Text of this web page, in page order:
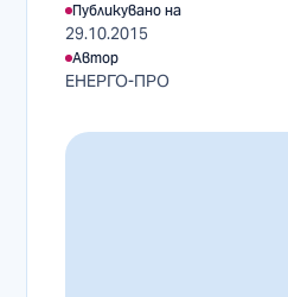
Публикувано на
29.10.2015
Автор
ЕНЕРГО-ПРО